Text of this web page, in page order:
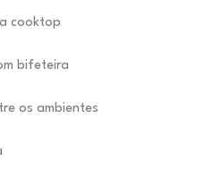
cooktop
bifeteira
os ambientes